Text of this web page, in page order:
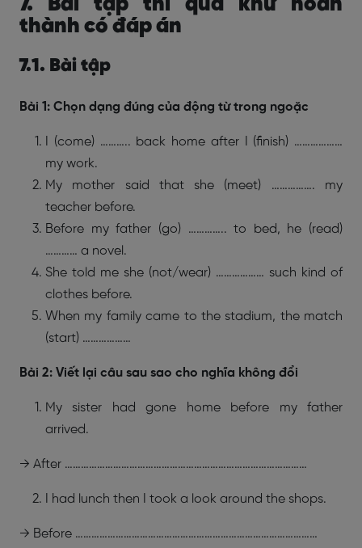
thành có đáp án
7.1. Bài tập
Bài 1: Chọn dạng đúng của động từ trong ngoặc
I (come) ……….. back home after I (finish) ………………
my work.
My mother said that she (meet) ……………. my
teacher before.
Before my father (go) ………….. to bed, he (read)
………… a novel.
She told me she (not/wear) ……………… such kind of
clothes before.
When my family came to the stadium, the match
(start) ………………
Bài 2: Viết lại câu sau sao cho nghĩa không đổi
My sister had gone home before my father
arrived.
→ After ………………………………………………………………………………
I had lunch then I took a look around the shops.
→ Before ………………………………………………………………………………